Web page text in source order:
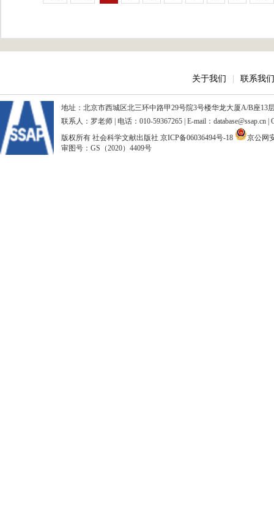
关于我们 联系我们
地址：北京市西城区北三环中路甲29号院3号楼华龙大厦A/B座13
联系人：罗老师 | 电话：010-59367265 | E-mail：database@ssap.cn
版权所有 社会科学文献出版社 京ICP备06036494号-18
京公网
审图号：GS（2020）4409号